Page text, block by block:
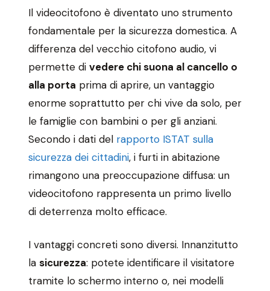
Il videocitofono è diventato uno strumento
fondamentale per la sicurezza domestica. A
differenza del vecchio citofono audio, vi
permette di vedere chi suona al cancello o
alla porta prima di aprire, un vantaggio
enorme soprattutto per chi vive da solo, per
le famiglie con bambini o per gli anziani.
Secondo i dati del rapporto ISTAT sulla
sicurezza dei cittadini, i furti in abitazione
rimangono una preoccupazione diffusa: un
videocitofono rappresenta un primo livello
di deterrenza molto efficace.
I vantaggi concreti sono diversi. Innanzitutto
la sicurezza: potete identificare il visitatore
tramite lo schermo interno o, nei modelli